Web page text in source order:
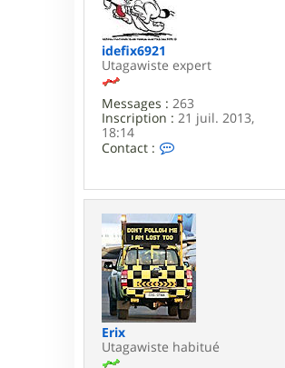
E
i
idefix6921
Utagawiste expert
Messages : 263
Inscription : 21 juil. 2013,
18:14
Contact :
t
a
c
t
e
r
i
d
e
f
x
Erix
Utagawiste habitué